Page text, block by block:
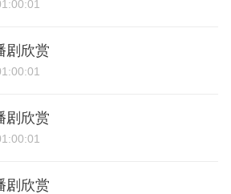
剧欣赏
剧欣赏
剧欣赏